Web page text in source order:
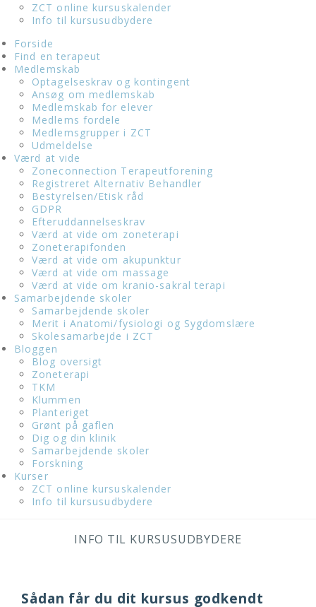
ZCT online kursuskalender
Info til kursusudbydere
Forside
Find en terapeut
Medlemskab
Optagelseskrav og kontingent
Ansøg om medlemskab
Medlemskab for elever
Medlems fordele
Medlemsgrupper i ZCT
Udmeldelse
Værd at vide
Zoneconnection Terapeutforening
Registreret Alternativ Behandler
Bestyrelsen/Etisk råd
GDPR
Efteruddannelseskrav
Værd at vide om zoneterapi
Zoneterapifonden
Værd at vide om akupunktur
Værd at vide om massage
Værd at vide om kranio-sakral terapi
Samarbejdende skoler
Samarbejdende skoler
Merit i Anatomi/fysiologi og Sygdomslære
Skolesamarbejde i ZCT
Bloggen
Blog oversigt
Zoneterapi
TKM
Klummen
Planteriget
Grønt på gaflen
Dig og din klinik
Samarbejdende skoler
Forskning
Kurser
ZCT online kursuskalender
Info til kursusudbydere
INFO TIL KURSUSUDBYDERE
Sådan får du dit kursus godkendt